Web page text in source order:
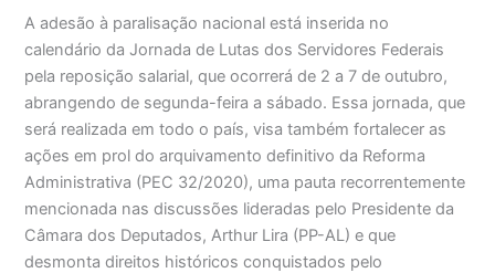
A adesão à paralisação nacional está inserida no
calendário da Jornada de Lutas dos Servidores Federais
pela reposição salarial, que ocorrerá de 2 a 7 de outubro,
abrangendo de segunda-feira a sábado. Essa jornada, que
será realizada em todo o país, visa também fortalecer as
ações em prol do arquivamento definitivo da Reforma
Administrativa (PEC 32/2020), uma pauta recorrentemente
mencionada nas discussões lideradas pelo Presidente da
Câmara dos Deputados, Arthur Lira (PP-AL) e que
desmonta direitos históricos conquistados pelo